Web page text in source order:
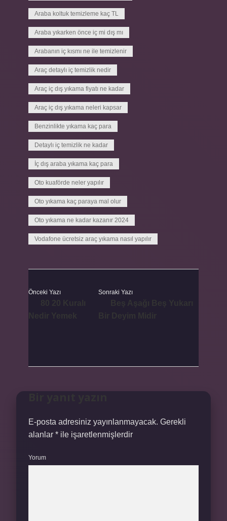
Araba koltuk temizleme kaç TL
Araba yıkarken önce iç mi dış mı
Arabanın iç kısmı ne ile temizlenir
Araç detaylı iç temizlik nedir
Araç iç dış yıkama fiyatı ne kadar
Araç iç dış yıkama neleri kapsar
Benzinlikte yıkama kaç para
Detaylı iç temizlik ne kadar
İç dış araba yıkama kaç para
Oto kuaförde neler yapılır
Oto yıkama kaç paraya mal olur
Oto yıkama ne kadar kazanır 2024
Vodafone ücretsiz araç yıkama nasıl yapılır
Önceki Yazı Sonraki Yazı
E-posta adresiniz yayınlanmayacak. Gerekli
alanlar * ile işaretlenmişlerdir
Yorum